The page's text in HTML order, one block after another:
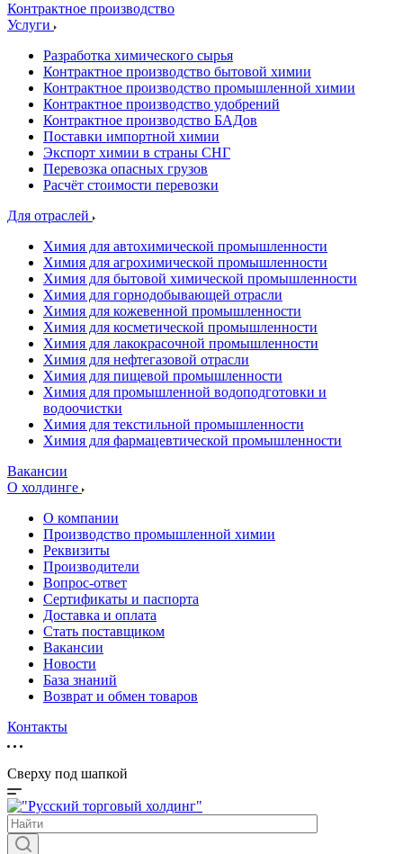
Контрактное производство
Услуги
Разработка химического сырья
Контрактное производство бытовой химии
Контрактное производство промышленной химии
Контрактное производство удобрений
Контрактное производство БАДов
Поставки импортной химии
Экспорт химии в страны СНГ
Перевозка опасных грузов
Расчёт стоимости перевозки
Для отраслей
Химия для автохимической промышленности
Химия для агрохимической промышленности
Химия для бытовой химической промышленности
Химия для горнодобывающей отрасли
Химия для кожевенной промышленности
Химия для косметической промышленности
Химия для лакокрасочной промышленности
Химия для нефтегазовой отрасли
Химия для пищевой промышленности
Химия для промышленной водоподготовки и
водоочистки
Химия для текстильной промышленности
Химия для фармацевтической промышленности
Вакансии
О холдинге
О компании
Производство промышленной химии
Реквизиты
Производители
Вопрос-ответ
Сертификаты и паспорта
Доставка и оплата
Стать поставщиком
Вакансии
Новости
База знаний
Возврат и обмен товаров
Контакты
Сверху под шапкой